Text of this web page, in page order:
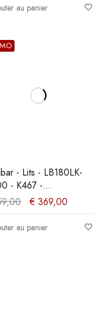
au panier
- Lits - LB180LK-
- K467 -
Chêne cristal
clair -
€ 369,00
au panier